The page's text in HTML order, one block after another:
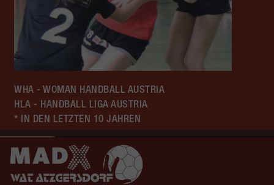
WHA - WOMAN HANDBALL AUSTRIA
HLA - HANDBALL LIGA AUSTRIA
* IN DEN LETZTEN 10 JAHREN